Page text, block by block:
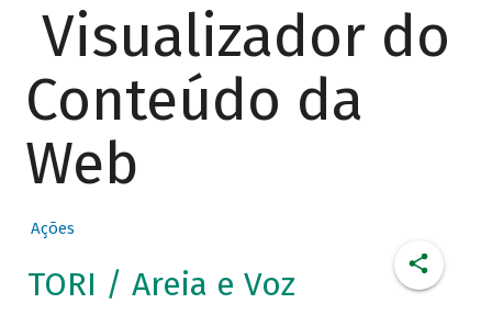
Visualizador do
Conteúdo da
Web
Ações
TORI / Areia e Voz